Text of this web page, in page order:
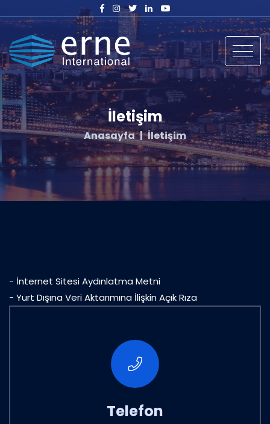
İletişim
Anasayfa İletişim
- İnternet Sitesi Aydınlatma Metni
- Yurt Dışına Veri Aktarımına İlişkin Açık Rıza
Telefon